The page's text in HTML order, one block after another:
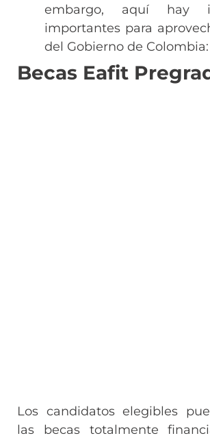
embargo, aquí hay
importantes para
del Gobierno de Colombia:
Becas Eafit
Los candidatos elegibles
las becas totalmente